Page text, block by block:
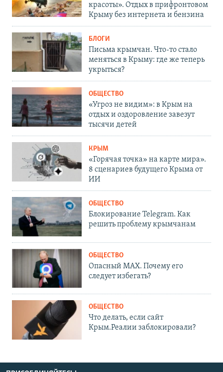
красоты». Отдых в прифронтовом
Крыму без интернета и бензина
БЛОГИ
Письма крымчан. Что-то стало
меняться в Крыму: где же теперь
укрыться?
ОБЩЕСТВО
«Угроз не видим»: в Крым на
отдых и оздоровление завезут
тысячи детей
КРЫМ
«Горячая точка» на карте мира».
8 сценариев будущего Крыма от
ИИ
ОБЩЕСТВО
Блокирование Telegram. Как
решить проблему крымчанам
ОБЩЕСТВО
Опасный MAX. Почему его
следует избегать?
ОБЩЕСТВО
Что делать, если сайт
Крым.Реалии заблокировали?